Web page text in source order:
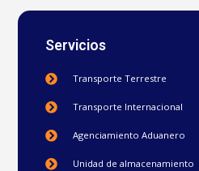
Servicios
Transporte Terrestre
Transporte Internacional
Agenciamiento Aduanero
Unidad de almacenamiento